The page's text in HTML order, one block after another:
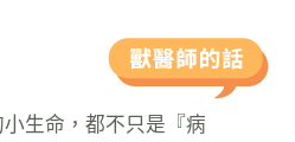
生命，都不只是『病